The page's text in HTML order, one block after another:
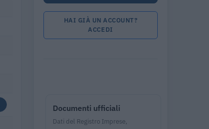
HAI GIÀ UN ACCOUNT?
ACCEDI
Documenti ufficiali
Dati del Registro Imprese,